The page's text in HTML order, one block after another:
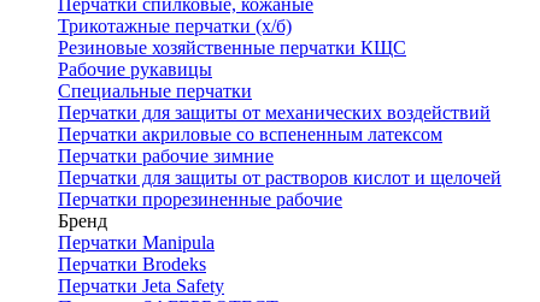
Перчатки спилковые, кожаные
Трикотажные перчатки (х/б)
Резиновые хозяйственные перчатки КЩС
Рабочие рукавицы
Специальные перчатки
Перчатки для защиты от механических воздействий
Перчатки акриловые со вспененным латексом
Перчатки рабочие зимние
Перчатки для защиты от растворов кислот и щелочей
Перчатки прорезиненные рабочие
Бренд
Перчатки Manipula
Перчатки Brodeks
Перчатки Jeta Safety